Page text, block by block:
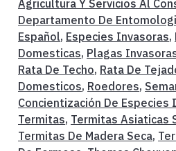
Agricultura Y Servicios Al
Departamento De
Español, Especies Invasoras,
Domesticas, Plagas
Rata De Techo, Rata De
Domesticos, Roedores,
Concientización De Especies
Termitas, Termitas Asiaticas
Termitas De Madera Seca,